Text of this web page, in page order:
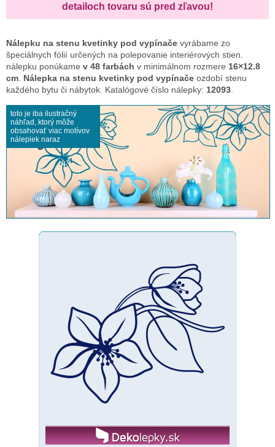
detailoch tovaru sú pred zľavou!
Nálepku na stenu kvetinky pod vypínače vyrábame zo
špeciálnych fólií určených na polepovanie interiérových stien.
nálepku ponúkame v 48 farbách v minimálnom rozmere 16×12.8
cm Nálepka na stenu kvetinky pod vypínače ozdobí stenu
každého bytu či nábytok. Katalógové číslo nálepky: 12093
toto je iba ilustračný
náhľad, ktorý môže
obsahovať viac motívov
nálepiek naraz